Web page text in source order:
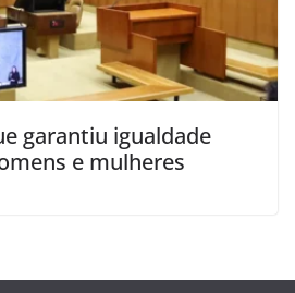
garantiu igualdade
e mulheres